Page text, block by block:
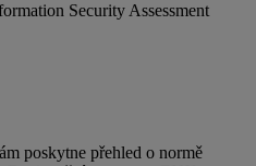
Security Assessment
poskytne přehled o normě